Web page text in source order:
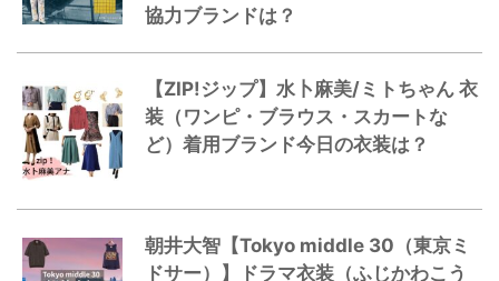
協力ブランドは？
【ZIP!ジップ】水卜麻美/ミトちゃん 衣
装（ワンピ・ブラウス・スカートな
ど）着用ブランド今日の衣装は？
朝井大智【Tokyo middle 30（東京ミ
ドサー）】ドラマ衣装（ふじかわこう